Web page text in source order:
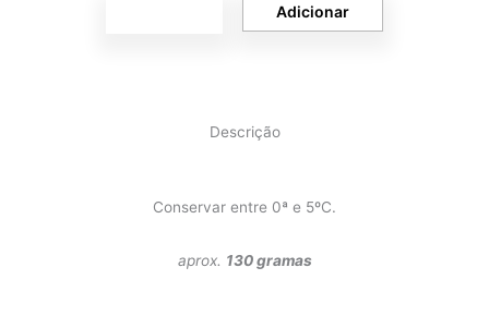
Adicionar
Descrição
Conservar entre 0ª e 5ºC.
aprox. 130 gramas